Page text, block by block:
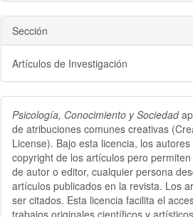
Sección
Artículos de Investigación
Psicología, Conocimiento y Sociedad
de atribuciones comunes creativas
License). Bajo esta licencia, los
copyright de los artículos pero
de autor o editor, cualquier persona
artículos publicados en la revista. Los
ser citados. Esta licencia facilita el
trabajos originales científicos y artísticos.